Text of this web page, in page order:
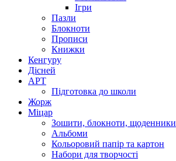
Ігри
Пазли
Блокноти
Прописи
Книжки
Кенгуру
Дісней
АРТ
Підготовка до школи
Жорж
Міцар
Зошити, блокноти, щоденники
Альбоми
Кольоровий папір та картон
Набори для творчості